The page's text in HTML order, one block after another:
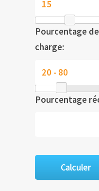
Pourcentage
charge:
Pourcentage